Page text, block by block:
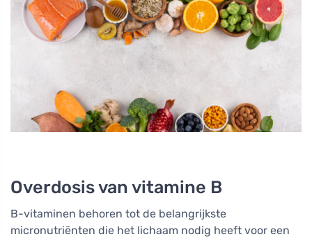
Overdosis van vitamine B
B-vitaminen behoren tot de belangrijkste
micronutriënten die het lichaam nodig heeft voor een